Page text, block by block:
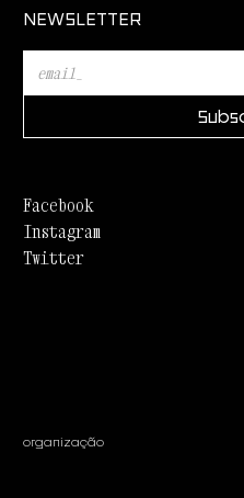
NEWSLETTER
Facebook
Instagram
Twitter
organização